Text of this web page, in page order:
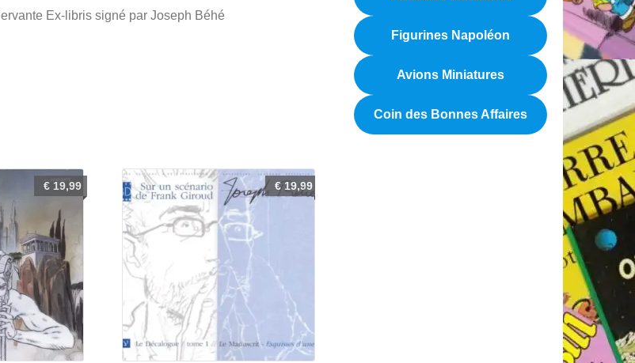
Ex-libris signé par Joseph Béhé
€19,99 € 19,99
Figurines Napoléon
Avions Miniatures
Coin des Bonnes Affaires